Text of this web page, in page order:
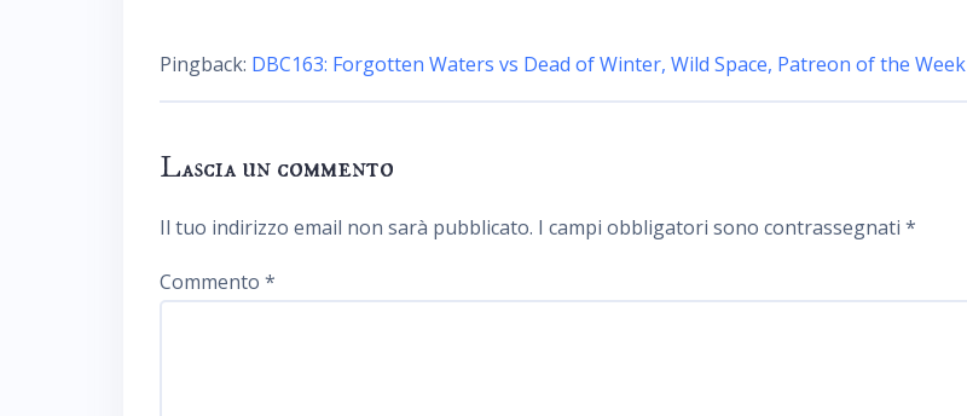
Pingback: DBC163: Forgotten Waters vs Dead of Winter, Wild Space, Patreon of the Week
Lascia un commento
Il tuo indirizzo email non sarà pubblicato. I campi obbligatori sono contrassegnati *
Commento *